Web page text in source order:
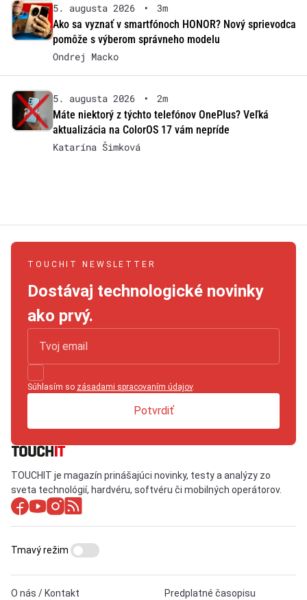
5. augusta 2026 •
3m
Ako sa vyznať v smartfónoch HONOR? Nový sprievodca
pomôže s výberom správneho modelu
Ondrej Macko
5. augusta 2026 •
2m
Máte niektorý z týchto telefónov OnePlus? Veľká
aktualizácia na ColorOS 17 vám nepríde
Katarína Šimková
TOUCHIT NEWSLETTER
Dostávaj technologické novinky
ako prvý.
Súhlasím so zásadami spracovaním údajov.
Potvrdiť
TOUCHIT je magazín prinášajúci novinky, testy a analýzy zo
sveta technológií, hardvéru, softvéru či mobilných operátorov.
O nás / Kontakt Predplatné časopisu
Tmavý režim